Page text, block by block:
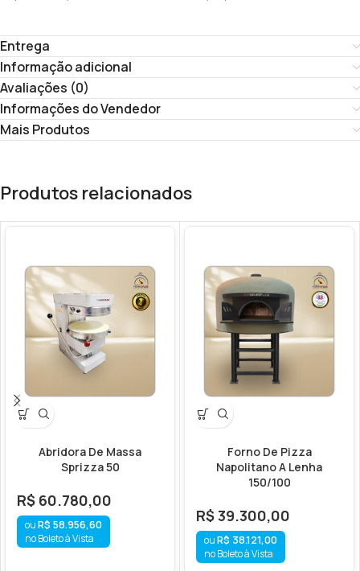
Entrega
Informação adicional
Avaliações (0)
Informações do Vendedor
Mais Produtos
Produtos relacionados
Abridora De Massa
Sprizza 50
R$ 60.780,00
R$ 58.956,60
no Boleto à Vista
Forno De Pizza
Napolitano A Lenha
150/100
R$39.300,00
R$ 38.121,00
no Boleto à Vista